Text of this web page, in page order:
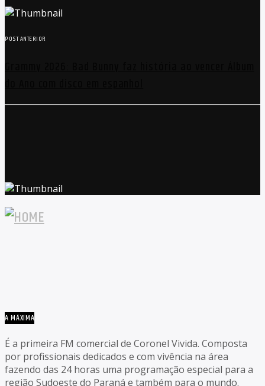
POST ANTERIOR
A MÁXIMA
É a primeira FM comercial de Coronel Vivida. Composta
por profissionais dedicados e com vivência na área
fazendo das 24 horas uma programação especial para a
região Sudoeste do Paraná e também para o mundo.